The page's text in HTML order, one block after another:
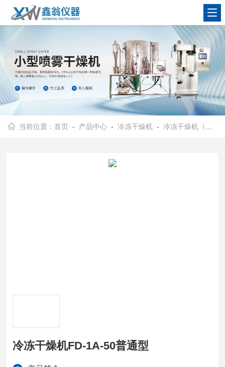
查看更多
当前位置：首页 - 产品中心 -冷冻干燥机 -冷冻干燥机（普通型）
冷冻干燥机FD-1A-50普通型